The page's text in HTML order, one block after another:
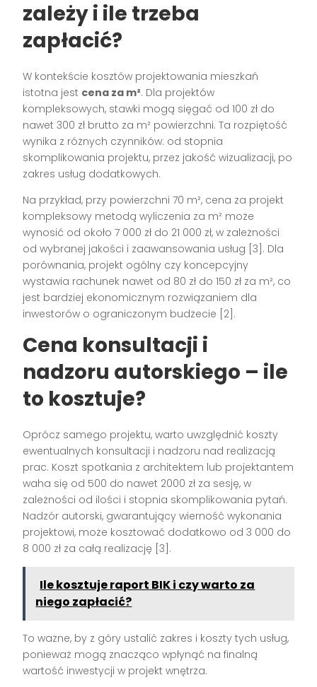
zależy i ile trzeba
zapłacić?
W kontekście kosztów projektowania mieszkań
istotna jest cena za m². Dla projektów
kompleksowych, stawki mogą sięgać od 100 zł do
nawet 300 zł brutto za m² powierzchni. Ta rozpiętość
wynika z różnych czynników: od stopnia
skomplikowania projektu, przez jakość wizualizacji, po
zakres usług dodatkowych.
Na przykład, przy powierzchni 70 m², cena za projekt
kompleksowy metodą wyliczenia za m² może
wynosić od około 7 000 zł do 21 000 zł, w zależności
od wybranej jakości i zaawansowania usług [3]. Dla
porównania, projekt ogólny czy koncepcyjny
wystawia rachunek nawet od 80 zł do 150 zł za m², co
jest bardziej ekonomicznym rozwiązaniem dla
inwestorów o ograniczonym budżecie [2].
Cena konsultacji i
nadzoru autorskiego – ile
to kosztuje?
Oprócz samego projektu, warto uwzględnić koszty
ewentualnych konsultacji i nadzoru nad realizacją
prac. Koszt spotkania z architektem lub projektantem
waha się od 500 do nawet 2000 zł za sesję, w
zależności od ilości i stopnia skomplikowania pytań.
Nadzór autorski, gwarantujący wierność wykonania
projektowi, może kosztować dodatkowo od 3 000 do
8 000 zł za całą realizację [3].
Ile kosztuje raport BIK i czy warto za
niego zapłacić?
To ważne, by z góry ustalić zakres i koszty tych usług,
ponieważ mogą znacząco wpłynąć na finalną
wartość inwestycji w projekt wnętrza.